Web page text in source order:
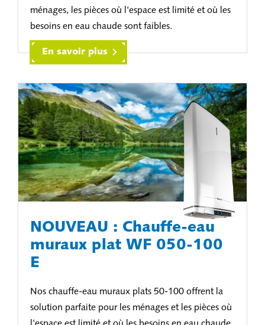
ménages, les pièces où l'espace est limité et où les
besoins en eau chaude sont faibles.
En savoir plus
NOUVEAU : Chauffe-eau
muraux plat WF 050-100
E
Nos chauffe-eau muraux plats 50-100 offrent la
solution parfaite pour les ménages et les pièces où